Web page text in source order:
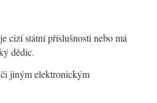
cizí státní příslušnosti nebo má
dědic.
jiným elektronickým